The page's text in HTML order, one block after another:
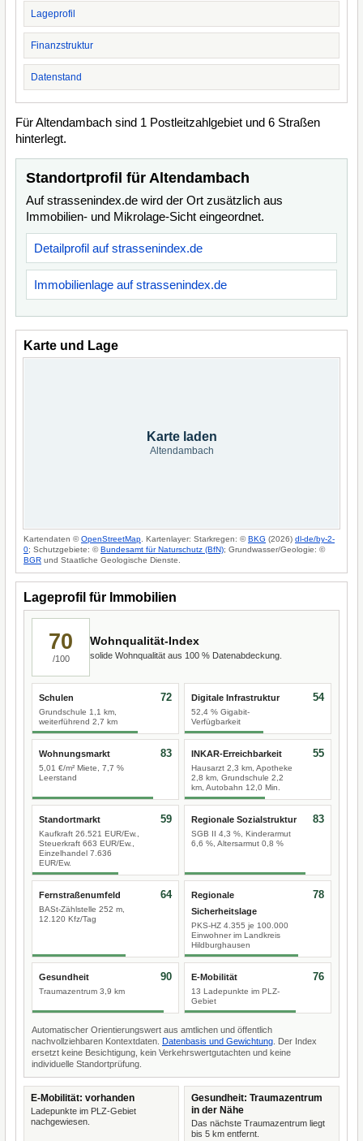
Lageprofil
Finanzstruktur
Datenstand
Für Altendambach sind 1 Postleitzahlgebiet und 6 Straßen
hinterlegt.
Standortprofil für Altendambach
Auf strassenindex.de wird der Ort zusätzlich aus
Immobilien- und Mikrolage-Sicht eingeordnet.
Detailprofil auf strassenindex.de
Immobilienlage auf strassenindex.de
Karte und Lage
Karte laden
Altendambach
Kartendaten ©OpenStreetMap . Kartenlayer: Starkregen: ©BKG (2026) dl-de/by-2-
0; Schutzgebiete: ©Bundesamt für Naturschutz (BfN); Grundwasser/Geologie: ©
BGR und Staatliche Geologische Dienste.
Lageprofil für Immobilien
70
/100
Wohnqualität-Index
solide Wohnqualität aus 100 % Datenabdeckung.
Schulen
Grundschule 1,1 km,
weiterführend 2,7 km
72 Digitale Infrastruktur
52,4 % Gigabit-
Verfügbarkeit
54
Wohnungsmarkt
5,01 €/m² Miete, 7,7 %
Leerstand
83 INKAR-Erreichbarkeit
Hausarzt 2,3 km, Apotheke
2,8 km, Grundschule 2,2
km, Autobahn 12,0 Min.
55
Standortmarkt
Kaufkraft 26.521 EUR/Ew.,
Steuerkraft 663 EUR/Ew.,
Einzelhandel 7.636
EUR/Ew.
59 Regionale Sozialstruktur
SGB II 4,3 %, Kinderarmut
6,6 %, Altersarmut 0,8 %
83
Fernstraßenumfeld
BASt-Zählstelle 252 m,
12.120 Kfz/Tag
64
Regionale
Sicherheitslage
PKS-HZ 4.355 je 100.000
Einwohner im Landkreis
Hildburghausen
78
Gesundheit
Traumazentrum 3,9 km
90 E-Mobilität
13 Ladepunkte im PLZ-
Gebiet
76
Automatischer Orientierungswert aus amtlichen und öffentlich
nachvollziehbaren Kontextdaten. Datenbasis und Gewichtung . Der Index
ersetzt keine Besichtigung, kein Verkehrswertgutachten und keine
individuelle Standortprüfung.
E-Mobilität: vorhanden
Ladepunkte im PLZ-Gebiet
nachgewiesen.
Gesundheit: Traumazentrum
in der Nähe
Das nächste Traumazentrum liegt
bis 5 km entfernt.